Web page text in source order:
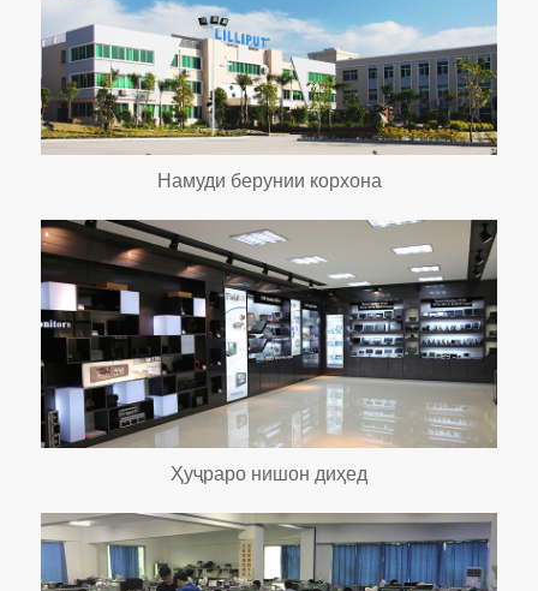
Намуди берунии корхона
Ҳуҷраро нишон диҳед